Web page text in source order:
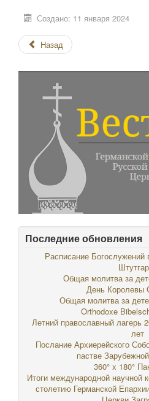
Создано: 11 января 2024
Назад
Последние обновления
Расписание
Общая молитва за
День Королевы
Общая молитва за
Orthodoxe
Летний православный лагерь
лет
Послание Архиерейского
пастве
360° x 180°
Итоги международной научной
столетию Германской